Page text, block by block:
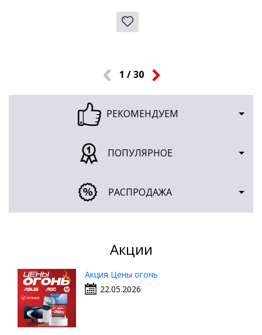
Пред.
1 / 30
РЕКОМЕНДУЕМ
ПОПУЛЯРНОЕ
РАСПРОДАЖА
Акции
Акция Цены огонь
22.05.2026